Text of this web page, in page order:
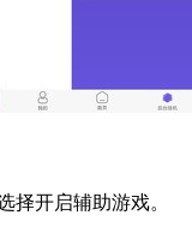
择开启辅助游戏。